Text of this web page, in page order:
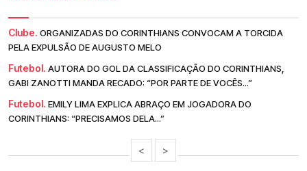
Clube. ORGANIZADAS DO CORINTHIANS CONVOCAM A TORCIDA
PELA EXPULSÃO DE AUGUSTO MELO
Futebol. AUTORA DO GOL DA CLASSIFICAÇÃO DO CORINTHIANS,
GABI ZANOTTI MANDA RECADO: “POR PARTE DE VOCÊS...”
Futebol. EMILY LIMA EXPLICA ABRAÇO EM JOGADORA DO
CORINTHIANS: “PRECISAMOS DELA...”
< >